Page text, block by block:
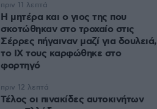
Η μητέρα και ο γιος της που
σκοτώθηκαν στο τροχαίο στις
Σέρρες πήγαιναν μαζί για δουλειά,
το ΙΧ τους καρφώθηκε στο
φορτηγό
πριν 11 λεπτά
Τέλος οι πινακίδες αυτοκινήτων
πριν 12 λεπτά